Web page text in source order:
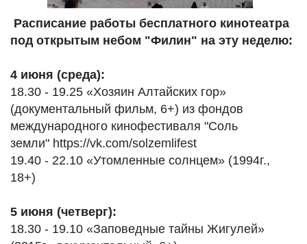
Расписание работы бесплатного кинотеатра
под открытым небом "Филин" на эту неделю:
4 июня (среда):
18.30 - 19.25 «Хозяин Алтайских гор»
(документальный фильм, 6+) из фондов
международного кинофестиваля "Соль
земли" https://vk.com/solzemlifest
19.40 - 22.10 «Утомленные солнцем» (1994г.,
18+)
5 июня (четверг):
18.30 - 19.10 «Заповедные тайны Жигулей»